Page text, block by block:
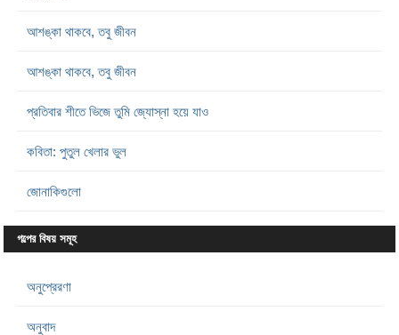
আশঙ্কা থাকবে, তবু জীবন
আশঙ্কা থাকবে, তবু জীবন
প্রতিবার শীতে ভিজে তুমি জ্যোস্না হয়ে যাও
কবিতা: পুতুল খেলার ভুল
জোনাকিগুলো
গল্পের বিষয় সমূহ
অনুপ্রেরণা
অনুবাদ